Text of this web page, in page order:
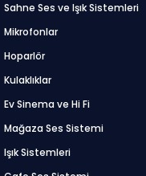
Sahne Ses ve Işık Sistemleri
Mikrofonlar
Hoparlör
Kulaklıklar
Ev Sinema ve Hi Fi
Mağaza Ses Sistemi
Işık Sistemleri